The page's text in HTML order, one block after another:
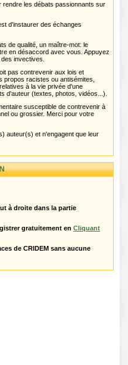
rendre les débats passionnants sur
d'instaurer des échanges
de qualité, un maître-mot: le
en désaccord avec vous. Appuyez
invectives.
pas contrevenir aux lois et
propos racistes ou antisémites,
à la vie privée d'une
d'auteur (textes, photos, vidéos...).
susceptible de contrevenir à
ou grossier. Merci pour votre
auteur(s) et n'engagent que leur
à droite dans la partie
gratuitement en Cliquant
de CRIDEM sans aucune